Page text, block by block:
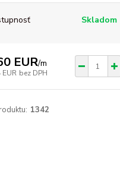
Skladom
EUR/m
EUR bez DPH
1342